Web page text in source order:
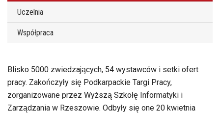
Uczelnia
Współpraca
Blisko 5000 zwiedzających, 54 wystawców i setki ofert
pracy. Zakończyły się Podkarpackie Targi Pracy,
zorganizowane przez Wyższą Szkołę Informatyki i
Zarządzania w Rzeszowie. Odbyły się one 20 kwietnia